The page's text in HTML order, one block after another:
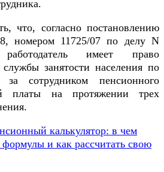
что, согласно постановлению
номером 11725/07 по делу N
работодатель имеет право
занятости населения по
за сотрудником пенсионного
платы на протяжении трех
калькулятор: в чем
и как рассчитать свою